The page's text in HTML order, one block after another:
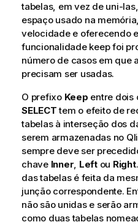
tabelas, em vez de uni-
espaço usado na
velocidade e oferecendo
funcionalidade keep foi
número de casos em que
precisam ser usadas.
O prefixo Keep entre dois
SELECTtem o efeito de
tabelas à interseção dos
serem armazenadas no
sempre deve ser
chave Inner, Leftou Right
das tabelas é feita da
junção correspondente.
não são unidas e serão
como duas tabelas